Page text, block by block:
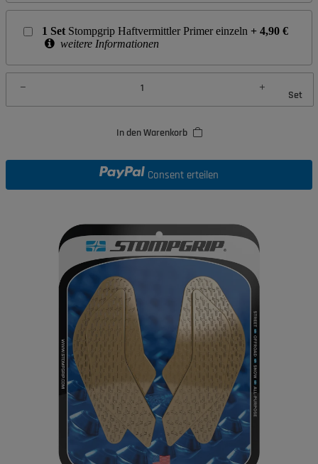
1 Set Stompgrip Haftvermittler Primer einzeln + 4,90 €
weitere Informationen
Set
In den Warenkorb
Consent erteilen